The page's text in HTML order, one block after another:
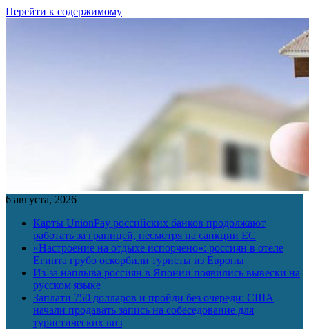
Перейти к содержимому
6 августа, 2026
Карты UnionPay российских банков продолжают
работать за границей, несмотря на санкции ЕС
«Настроение на отдыхе испорчено»: россиян в отеле
Египта грубо оскорбили туристы из Европы
Из-за наплыва россиян в Японии появились вывески на
русском языке
Заплати 750 долларов и пройди без очереди: США
начали продавать запись на собеседование для
туристических виз